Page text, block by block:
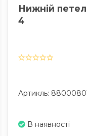
Нижній
4
Артикль:
В наявності